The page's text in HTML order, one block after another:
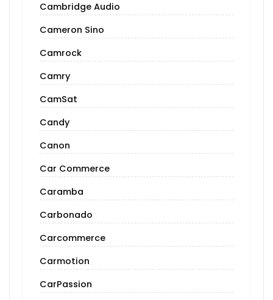
Cambridge Audio
Cameron Sino
Camrock
Camry
CamSat
Candy
Canon
Car Commerce
Caramba
Carbonado
Carcommerce
Carmotion
CarPassion